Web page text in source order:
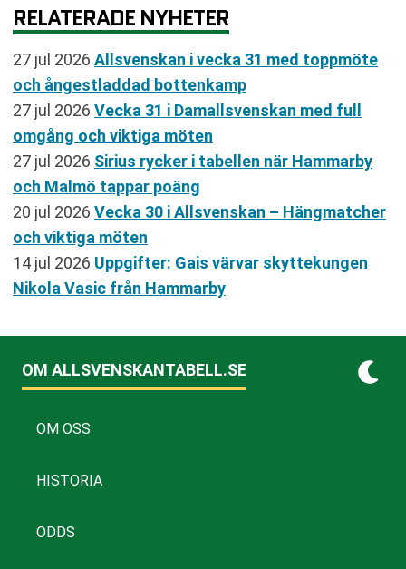
RELATERADE NYHETER
27 jul 2026 Allsvenskan i vecka 31 med toppmöte
och ångestladdad bottenkamp
27 jul 2026 Vecka 31 i Damallsvenskan med full
omgång och viktiga möten
27 jul 2026 Sirius rycker i tabellen när Hammarby
och Malmö tappar poäng
20 jul 2026 Vecka 30 i Allsvenskan – Hängmatcher
och viktiga möten
14 jul 2026 Uppgifter: Gais värvar skyttekungen
Nikola Vasic från Hammarby
OM ALLSVENSKANTABELL.SE
OM OSS
HISTORIA
ODDS